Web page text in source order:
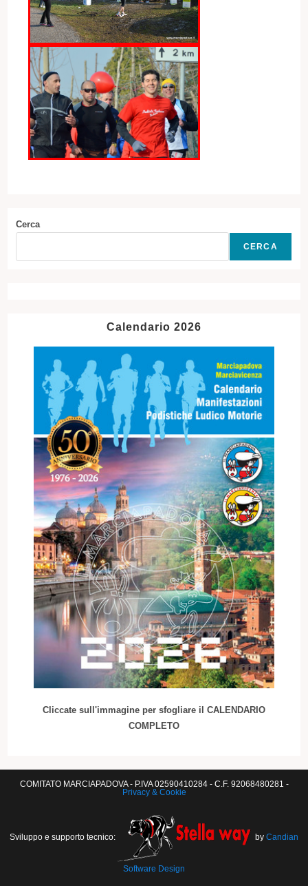
Cerca
CERCA
Calendario 2026
Cliccate sull'immagine per sfogliare il CALENDARIO
COMPLETO
COMITATO MARCIAPADOVA - P.IVA 02590410284 - C.F. 92068480281 -
Privacy & Cookie
Sviluppo e supporto tecnico: by Candian
Software Design